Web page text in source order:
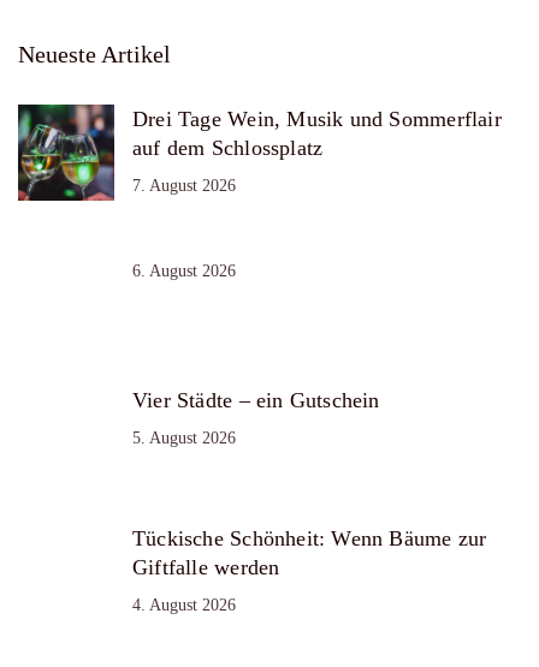
Neueste Artikel
Drei Tage Wein, Musik und Sommerflair
auf dem Schlossplatz
7. August 2026
6. August 2026
Vier Städte – ein Gutschein
5. August 2026
Tückische Schönheit: Wenn Bäume zur
Giftfalle werden
4. August 2026